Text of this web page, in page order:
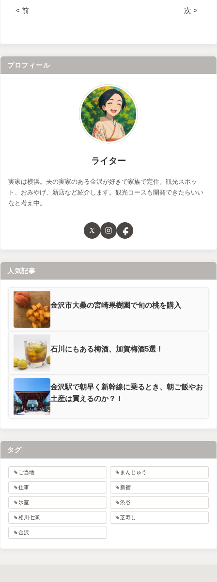
< 前 次 >
プロフィール
ライター
実家は横浜。夫の実家のある金沢が好きで家族で定住。観光スポッ
ト、おみやげ、新店など紹介します。観光コースも開発できたらいい
なと考え中。
人気記事
金沢市大桑の宮崎果樹園で旬の桃を購入
石川にもある梅酒、加賀梅酒5選！
金沢駅で朝早く新幹線に乗るとき、朝ご飯やお
土産は買えるのか？！
タグ
ご当地 まんじゅう
仕事 新宿
氷室 渋谷
相川七瀬 芝寿し
金沢